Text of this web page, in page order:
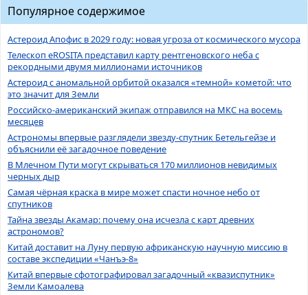
Популярное содержимое
Астероид Апофис в 2029 году: новая угроза от космического мусора
Телескоп eROSITA представил карту рентгеновского неба с
рекордными двумя миллионами источников
Астероид с аномальной орбитой оказался «темной» кометой: что
это значит для Земли
Российско-американский экипаж отправился на МКС на восемь
месяцев
Астрономы впервые разглядели звезду-спутник Бетельгейзе и
объяснили её загадочное поведение
В Млечном Пути могут скрываться 170 миллионов невидимых
черных дыр
Самая чёрная краска в мире может спасти ночное небо от
спутников
Тайна звезды Акамар: почему она исчезла с карт древних
астрономов?
Китай доставит на Луну первую африканскую научную миссию в
составе экспедиции «Чанъэ-8»
Китай впервые сфотографировал загадочный «квазиспутник»
Земли Камоалева